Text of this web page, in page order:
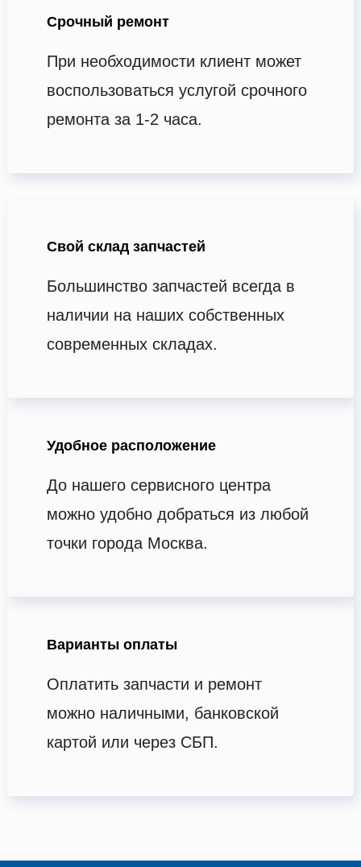
Срочный ремонт
При необходимости клиент может
воспользоваться услугой срочного
ремонта за 1-2 часа.
Свой склад запчастей
Большинство запчастей всегда в
наличии на наших собственных
современных складах.
Удобное расположение
До нашего сервисного центра
можно удобно добраться из любой
точки города Москва.
Варианты оплаты
Оплатить запчасти и ремонт
можно наличными, банковской
картой или через СБП.